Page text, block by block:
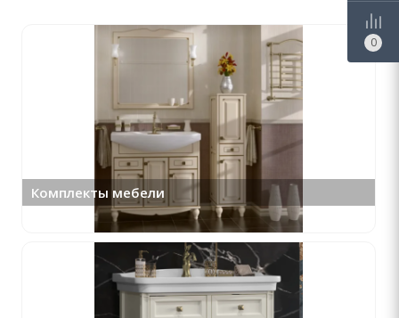
Комплекты мебели
0